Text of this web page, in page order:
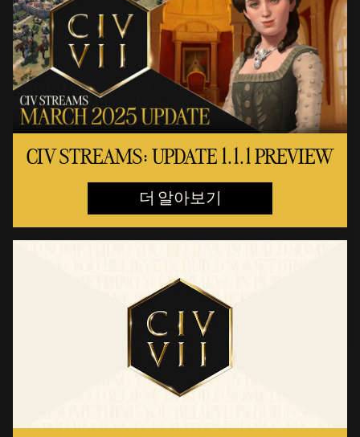
CIV STREAMS: UPDATE 1.1.1 PREVIEW
더 알아보기